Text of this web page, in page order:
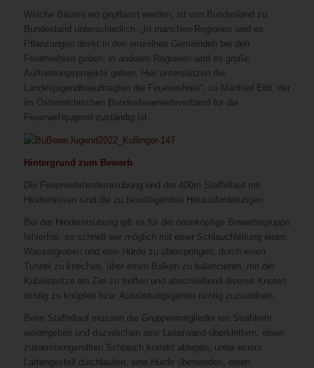
Welche Bäume wo gepflanzt werden, ist von Bundesland zu
Bundesland unterschiedlich. „In manchen Regionen wird es
Pflanzungen direkt in den einzelnen Gemeinden bei den
Feuerwehren geben, in anderen Regionen wird es große
Aufforstungsprojekte geben. Hier unterstützen die
Landesjugendbeauftragten die Feuerwehren“, so Manfred Eibl, der
im Österreichischen Bundesfeuerwehrverband für die
Feuerwehrjugend zuständig ist.
Hintergrund zum Bewerb
Die Feuerwehrhindernisübung und der 400m Staffellauf mit
Hindernissen sind die zu bewältigenden Herausforderungen.
Bei der Hindernisübung gilt es für die neunköpfige Bewerbsgruppe
fehlerfrei, so schnell wie möglich mit einer Schlauchleitung einen
Wassergraben und eine Hürde zu überspringen, durch einen
Tunnel zu kriechen, über einen Balken zu balancieren, mit der
Kübelspritze ein Ziel zu treffen und abschließend diverse Knoten
richtig zu knüpfen bzw. Ausrüstungsgeräte richtig zuzuordnen.
Beim Staffellauf müssen die Gruppenmitglieder ein Strahlrohr
weitergeben und dazwischen eine Leiterwand überklettern, einen
zusammengerollten Schlauch korrekt ablegen, unter einem
Lattengestell durchlaufen, eine Hürde überwinden, einen